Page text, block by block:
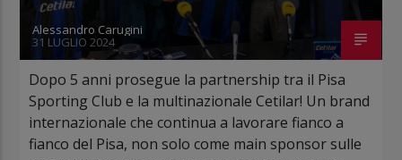
Alessandro Carugini
31 LUGLIO 2024
Dopo 5 anni prosegue la partnership tra il Pisa
Sporting Club e la multinazionale Cetilar! Un brand
internazionale che continua a lavorare fianco a
fianco del Pisa, non solo come main sponsor sulle